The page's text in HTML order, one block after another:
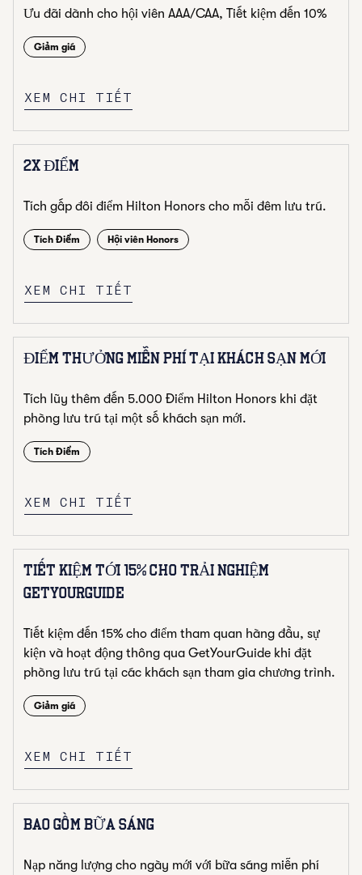
Ưu đãi dành cho hội viên AAA/CAA, Tiết kiệm đến 10%
Giảm giá
XEM CHI TIẾT
2X ĐIỂM
Tích gấp đôi điểm Hilton Honors cho mỗi đêm lưu trú.
Tích Điểm Hội viên Honors
XEM CHI TIẾT
ĐIỂM THƯỞNG MIỄN PHÍ TẠI KHÁCH SẠN MỚI
Tích lũy thêm đến 5.000 Điểm Hilton Honors khi đặt
phòng lưu trú tại một số khách sạn mới.
Tích Điểm
XEM CHI TIẾT
TIẾT KIỆM TỚI 15% CHO TRẢI NGHIỆM
GETYOURGUIDE
Tiết kiệm đến 15% cho điểm tham quan hàng đầu, sự
kiện và hoạt động thông qua GetYourGuide khi đặt
phòng lưu trú tại các khách sạn tham gia chương trình.
Giảm giá
XEM CHI TIẾT
BAO GỒM BỮA SÁNG
Nạp năng lượng cho ngày mới với bữa sáng miễn phí